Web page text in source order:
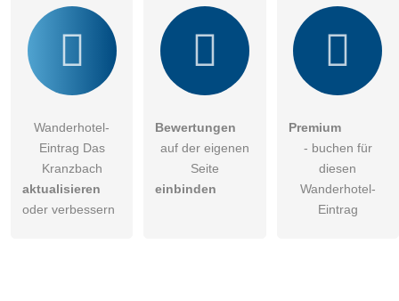
Wanderhotel-
Eintrag Das
Kranzbach
aktualisieren
oder verbessern
Bewertungen
auf der eigenen
Seite
einbinden
Premium
- buchen für
diesen
Wanderhotel-
Eintrag